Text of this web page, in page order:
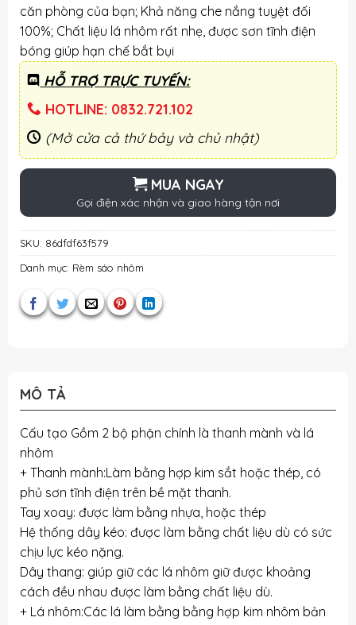
căn phòng của bạn; Khả năng che nắng tuyệt đối
100%; Chất liệu lá nhôm rất nhẹ, được sơn tĩnh điện
bóng giúp hạn chế bắt bụi
HỖ TRỢ TRỰC TUYẾN:
HOTLINE: 0832.721.102
(Mở cửa cả thứ bảy và chủ nhật)
MUA NGAY
Gọi điện xác nhận và giao hàng tận nơi
SKU: 86dfdf63f579
Danh mục: Rèm sáo nhôm
MÔ TẢ
Cấu tạo Gồm 2 bộ phận chính là thanh mành và lá
nhôm
+ Thanh mành:Làm bằng hợp kim sắt hoặc thép, có
phủ sơn tĩnh điện trên bề mặt thanh.
Tay xoay: được làm bằng nhựa, hoặc thép
Hệ thống dây kéo: được làm bằng chất liệu dù có sức
chịu lực kéo nặng.
Dây thang: giúp giữ các lá nhôm giữ được khoảng
cách đều nhau được làm bằng chất liệu dù.
+ Lá nhôm:Các lá làm bằng bằng hợp kim nhôm bản